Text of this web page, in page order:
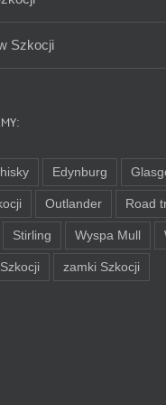
Szkocji
Edynburg
Outlander Road
Stirling Wyspa Mull
zamki Szkocji